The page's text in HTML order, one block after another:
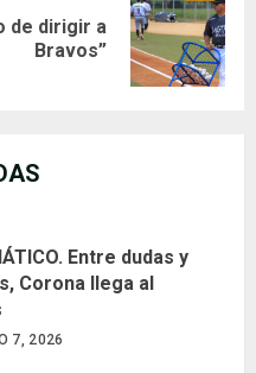
de dirigir a
Bravos”
Entre dudas y
Corona llega al
7, 2026